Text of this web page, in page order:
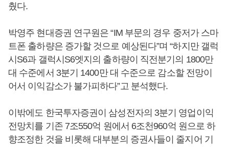
췄다.
박영주 현대증권 연구원은 “IM 부문의 경우 중저가 스마
트폰 출하량은 증가할 것으로 예상된다”며 “하지만 갤럭
시S6과 갤럭시S6엣지의 출하량이 직전분기의 1800만
대 수준에서 3분기 1400만 대 수준으로 감소할 전망이
어서 이익감소가 불가피하다”고 분석했다.
이밖에도 한국투자증권이 삼성전자의 3분기 영업이익
전망치를 기존 7조550억 원에서 6조천960억 원으로 하
향조정한 것을 비롯해 대부분의 증권사들이 줄지어 기